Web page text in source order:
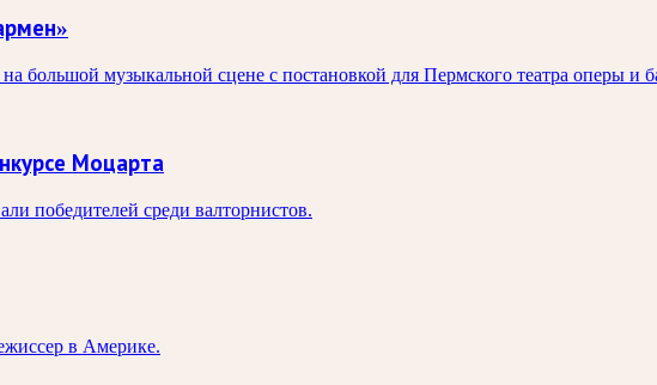
большой музыкальной сцене с постановкой для Пермского театра оперы и
Моцарта
победителей среди валторнистов.
в Америке.